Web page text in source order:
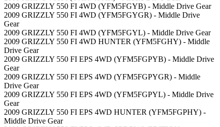
2009 GRIZZLY 550 FI 4WD (YFM5FGYB) - Middle Drive Gear
2009 GRIZZLY 550 FI 4WD (YFM5FGYGR) - Middle Drive
Gear
2009 GRIZZLY 550 FI 4WD (YFM5FGYL) - Middle Drive Gear
2009 GRIZZLY 550 FI 4WD HUNTER (YFM5FGHY) - Middle
Drive Gear
2009 GRIZZLY 550 FI EPS 4WD (YFM5FGPYB) - Middle Drive
Gear
2009 GRIZZLY 550 FI EPS 4WD (YFM5FGPYGR) - Middle
Drive Gear
2009 GRIZZLY 550 FI EPS 4WD (YFM5FGPYL) - Middle Drive
Gear
2009 GRIZZLY 550 FI EPS 4WD HUNTER (YFM5FGPHY) -
Middle Drive Gear